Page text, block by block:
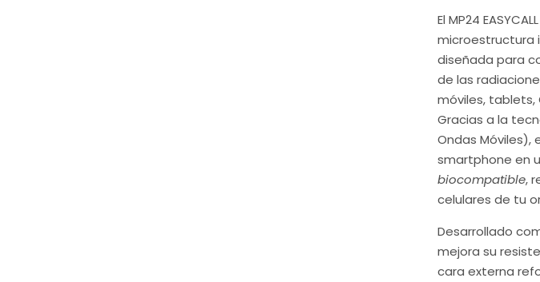
El MP24
microestructura
diseñada para
de las
móviles, tablets,
Gracias a la
Ondas
smartphone en
biocompatible,
celulares de tu
Desarrollado
mejora su
cara externa